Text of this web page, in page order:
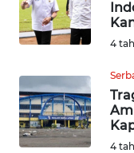
4
4
WN
KARO
WN
SIMALUNGUN
WN